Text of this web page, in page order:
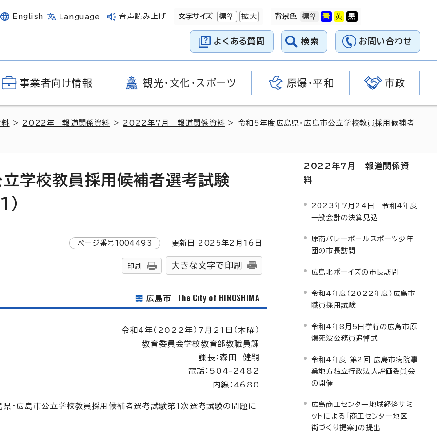
English Language 音声読み上げ 文字サイズ 標準 拡大 背景色
よくある質問 検索 お問い合わせ
事業者向け情報 観光・文化・スポーツ 原爆・平和 市政
> 2022年 報道関係資料 > 2022年7月 報道関係資料 > 令和5年度広島県・広島市公立学校教員採用候補者
立学校教員採用候補者選考試験
ページ番号1004493 更新日 2025年2月 16 日
印刷 大きな文字で印刷
広島市 The City of HIROSHIMA
令和4年（2022年）7月21日（木曜）
教育委員会学校教育部教職員課
課長：森田 健嗣
電話：504-2482
内線：4680
・広島市公立学校教員採用候補者選考試験第1次選考試験の問題に
2022年7月 報道関係資
料
2023年7月24日 令和4年度
一般会計の決算見込
原南バレーボールスポーツ少年
団の市長訪問
広島北ボーイズの市長訪問
令和4年度（2022年度）広島市
職員採用試験
令和4年8月5日挙行の広島市原
爆死没公務員追悼式
令和4年度 第2回 広島市病院事
業地方独立行政法人評価委員会
の開催
広島商工センター地域経済サミ
ットによる「商工センター地区
街づくり提案」の提出